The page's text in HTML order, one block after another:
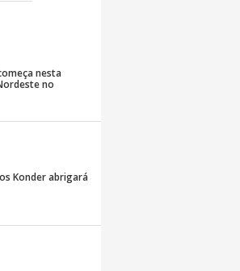
nesta
no
Konder abrigará